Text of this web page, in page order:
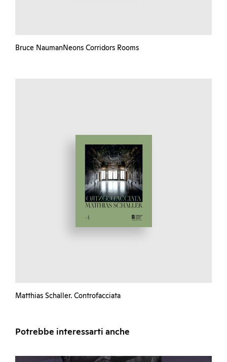
Bruce NaumanNeons Corridors Rooms
Matthias Schaller. Controfacciata
Potrebbe interessarti anche